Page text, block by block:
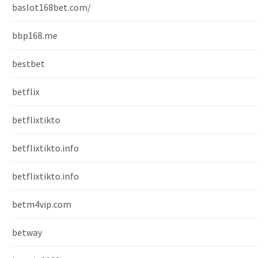
baslot168bet.com/
bbp168.me
bestbet
betflix
betflixtikto
betflixtikto.info
betflixtikto.info
betm4vip.com
betway